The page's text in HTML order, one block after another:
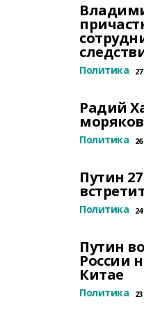
Политика
Радий
Политика
Путин
Политика
Путин
России
Китае
Политика